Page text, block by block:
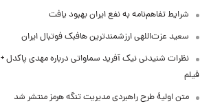
شرایط تفاهم‌نامه به نفع ایران بهبود یافت
سعید عزت‌اللهی ارزشمندترین هافبک فوتبال ایران
نظرات شنیدنی نیک آفرید سماواتی درباره مهدی پاکدل +
فیلم
متن اولیۀ طرح راهبردی مدیریت تنگه هرمز منتشر شد